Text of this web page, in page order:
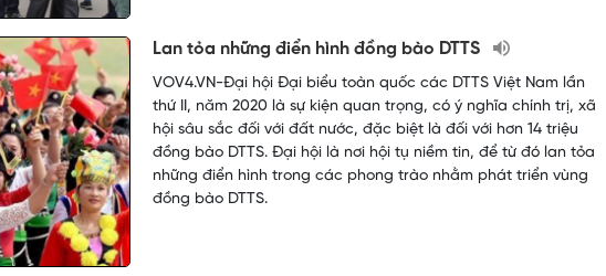
Lan tỏa những điển hình đồng bào DTTS
VOV4.VN-Đại hội Đại biểu toàn quốc các DTTS Việt Nam lần
thứ II, năm 2020 là sự kiện quan trọng, có ý nghĩa chính trị, xã
hội sâu sắc đối với đất nước, đặc biệt là đối với hơn 14 triệu
đồng bào DTTS. Đại hội là nơi hội tụ niềm tin, để từ đó lan tỏa
những điển hình trong các phong trào nhằm phát triển vùng
đồng bào DTTS.